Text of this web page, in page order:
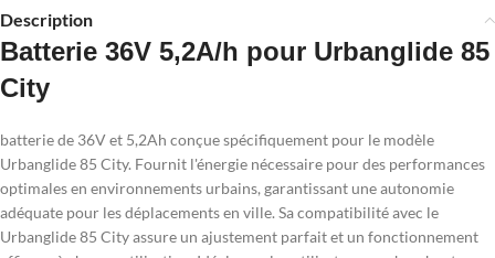
Description
Batterie 36V 5,2A/h pour Urbanglide 85
City
batterie de 36V et 5,2Ah conçue spécifiquement pour le modèle
Urbanglide 85 City. Fournit l'énergie nécessaire pour des performances
optimales en environnements urbains, garantissant une autonomie
adéquate pour les déplacements en ville. Sa compatibilité avec le
Urbanglide 85 City assure un ajustement parfait et un fonctionnement